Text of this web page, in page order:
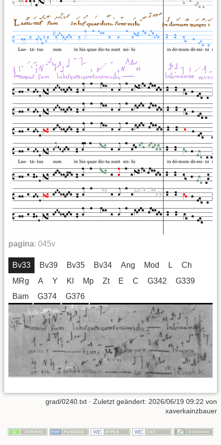
pagina: 045v
Bv33 Bv39 Bv35 Bv34 Ang Mod L
Ch
MRg
A Y Kl Mp Zt E C G342
G339
Bam
G374 G376
grad/0240.txt · Zuletzt geändert: 2026/06/19 09:22 von
xaverkainzbauer